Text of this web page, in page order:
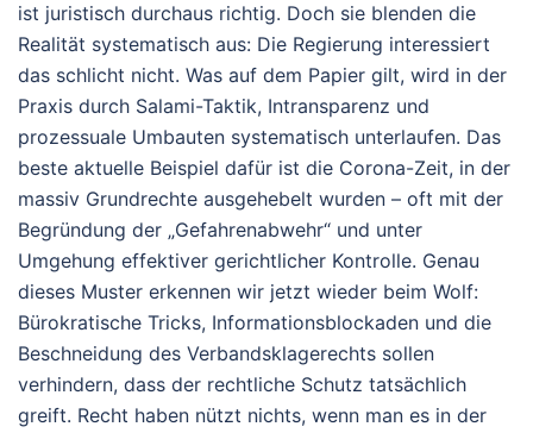
ist juristisch durchaus richtig. Doch sie blenden die
Realität systematisch aus: Die Regierung interessiert
das schlicht nicht. Was auf dem Papier gilt, wird in der
Praxis durch Salami-Taktik, Intransparenz und
prozessuale Umbauten systematisch unterlaufen. Das
beste aktuelle Beispiel dafür ist die Corona-Zeit, in der
massiv Grundrechte ausgehebelt wurden – oft mit der
Begründung der „Gefahrenabwehr“ und unter
Umgehung effektiver gerichtlicher Kontrolle. Genau
dieses Muster erkennen wir jetzt wieder beim Wolf:
Bürokratische Tricks, Informationsblockaden und die
Beschneidung des Verbandsklagerechts sollen
verhindern, dass der rechtliche Schutz tatsächlich
greift. Recht haben nützt nichts, wenn man es in der